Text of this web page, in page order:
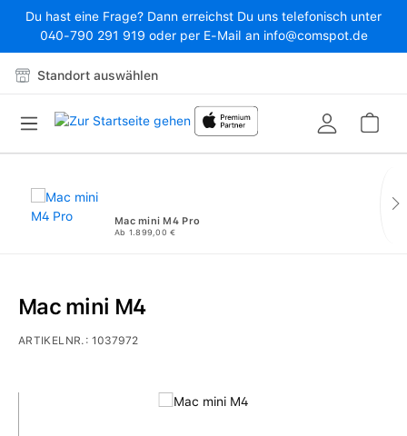
Zum Hauptinhalt springen
Du hast eine Frage? Dann erreichst Du uns telefonisch unter
040-790 291 919 oder per E-Mail an info@comspot.de
Standort auswählen
Mac mini M4 Pro
Ab 1.899,00 €
Bildergalerie überspringen
Mac mini M4
ARTIKELNR.:1037972